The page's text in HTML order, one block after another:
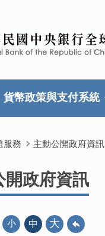
貨幣政策與支付系統
服務 主動公開政府資訊
開政府資訊
小 中 大